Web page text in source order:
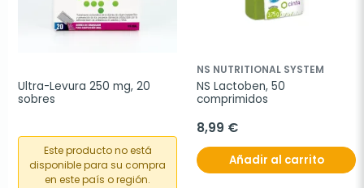
Ultra-Levura 250 mg, 20
sobres
Este producto no está
disponible para su compra
en este país o región.
NS NUTRITIONAL SYSTEM
NS Lactoben, 50
comprimidos
8,99 €
Añadir al carrito